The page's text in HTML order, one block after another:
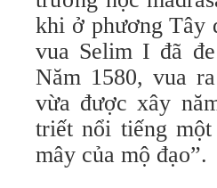
khi ở phương Tây
vua Selim I đã
Năm 1580, vua
vừa được xây
triết nổi tiếng
mây của mộ đạo”.